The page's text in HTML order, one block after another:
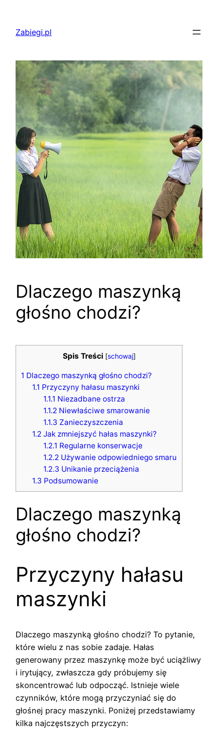
treściZabiegi.pl
Dlaczego maszynką
głośno chodzi?
Spis Treści [schowaj]
1 Dlaczego maszynką głośno chodzi?
1.1 Przyczyny hałasu maszynki
1.1.1 Niezadbane ostrza
1.1.2 Niewłaściwe smarowanie
1.1.3 Zanieczyszczenia
1.2 Jak zmniejszyć hałas maszynki?
1.2.1 Regularne konserwacje
1.2.2 Używanie odpowiedniego smaru
1.2.3 Unikanie przeciążenia
1.3 Podsumowanie
Dlaczego maszynką
głośno chodzi?
Przyczyny hałasu
maszynki
Dlaczego maszynką głośno chodzi? To pytanie,
które wielu z nas sobie zadaje. Hałas
generowany przez maszynkę może być uciążliwy
i irytujący, zwłaszcza gdy próbujemy się
skoncentrować lub odpocząć. Istnieje wiele
czynników, które mogą przyczyniać się do
głośnej pracy maszynki. Poniżej przedstawiamy
kilka najczęstszych przyczyn: